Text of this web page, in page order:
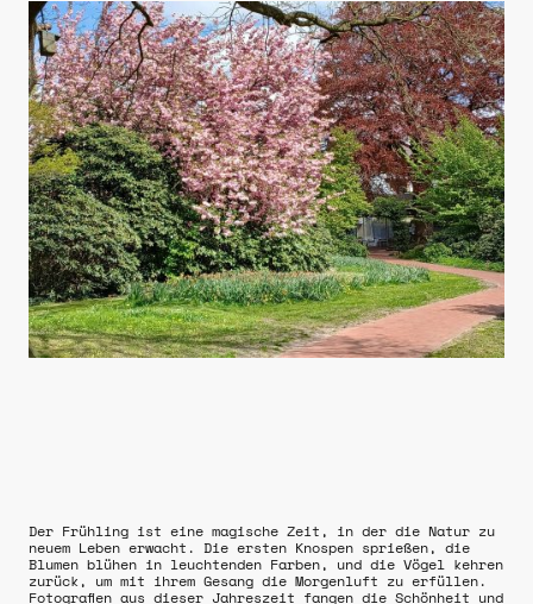
Der Frühling ist eine magische Zeit, in der die Natur zu
neuem Leben erwacht. Die ersten Knospen sprießen, die
Blumen blühen in leuchtenden Farben, und die Vögel kehren
zurück, um mit ihrem Gesang die Morgenluft zu erfüllen.
Fotografien aus dieser Jahreszeit fangen die Schönheit und